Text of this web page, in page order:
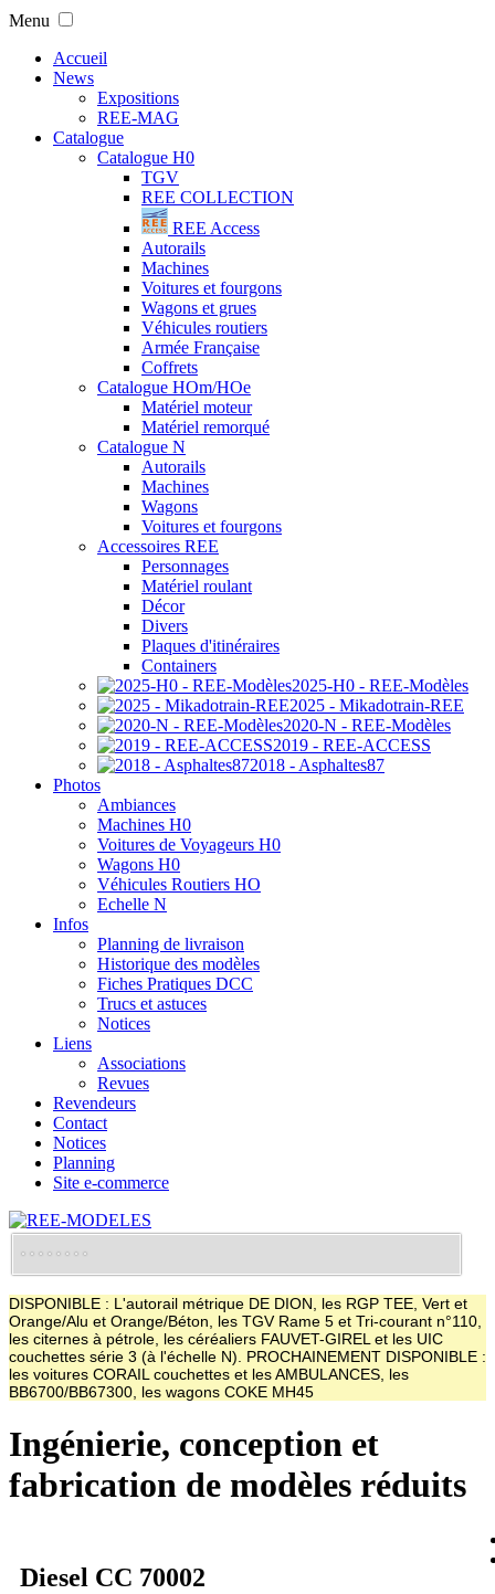
Menu
Accueil
News
Expositions
REE-MAG
Catalogue
Catalogue H0
TGV
REE COLLECTION
REE Access
Autorails
Machines
Voitures et fourgons
Wagons et grues
Véhicules routiers
Armée Française
Coffrets
Catalogue HOm/HOe
Matériel moteur
Matériel remorqué
Catalogue N
Autorails
Machines
Wagons
Voitures et fourgons
Accessoires REE
Personnages
Matériel roulant
Décor
Divers
Plaques d'itinéraires
Containers
2025-H0 - REE-Modèles
2025 - Mikadotrain-REE
2020-N - REE-Modèles
2019 - REE-ACCESS
2018 - Asphaltes87
Photos
Ambiances
Machines H0
Voitures de Voyageurs H0
Wagons H0
Véhicules Routiers HO
Echelle N
Infos
Planning de livraison
Historique des modèles
Fiches Pratiques DCC
Trucs et astuces
Notices
Liens
Associations
Revues
Revendeurs
Contact
Notices
Planning
Site e-commerce
DISPONIBLE : L'autorail métrique DE DION, les RGP TEE, Vert et
Orange/Alu et Orange/Béton, les TGV Rame 5 et Tri-courant n°110,
les citernes à pétrole, les céréaliers FAUVET-GIREL et les UIC
couchettes série 3 (à l'échelle N). PROCHAINEMENT DISPONIBLE :
les voitures CORAIL couchettes et les AMBULANCES, les
BB6700/BB67300, les wagons COKE MH45
Ingénierie, conception et
fabrication de modèles réduits
Diesel CC 70002